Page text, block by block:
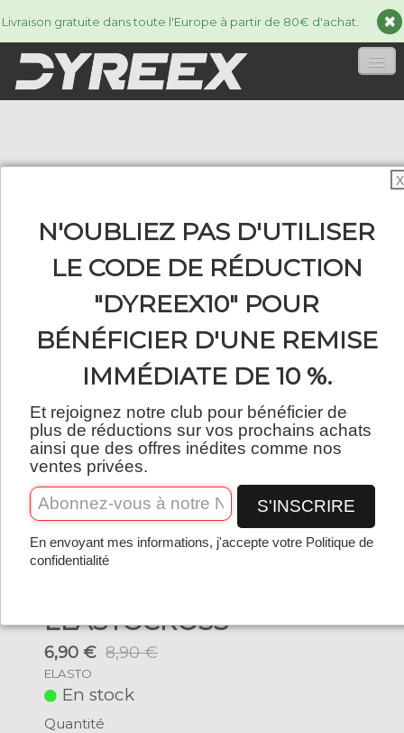
Livraison gratuite dans toute l'Europe à partir de 80€ d'achat.
CORDAGES▼
0
Français
ELASTOCROSS
6,90 € 8,90 €
ELASTO
En stock
Quantité
X
N'OUBLIEZ PAS D'UTILISER
LE CODE DE RÉDUCTION
"DYREEX10" POUR
BÉNÉFICIER D'UNE REMISE
IMMÉDIATE DE 10 %.
Et rejoignez notre club pour bénéficier de
plus de réductions sur vos prochains achats
ainsi que des offres inédites comme nos
ventes privées.
S'INSCRIRE
En envoyant mes informations, j'accepte votre Politique de
confidentialité